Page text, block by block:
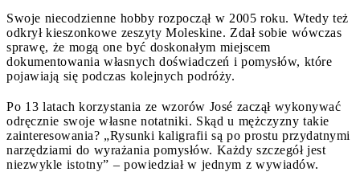
Swoje niecodzienne hobby rozpoczął w 2005 roku. Wtedy też
odkrył kieszonkowe zeszyty Moleskine. Zdał sobie wówczas
sprawę, że mogą one być doskonałym miejscem
dokumentowania własnych doświadczeń i pomysłów, które
pojawiają się podczas kolejnych podróży.
Po 13 latach korzystania ze wzorów José zaczął wykonywać
odręcznie swoje własne notatniki. Skąd u mężczyzny takie
zainteresowania? „Rysunki kaligrafii są po prostu przydatnymi
narzędziami do wyrażania pomysłów. Każdy szczegół jest
niezwykle istotny” – powiedział w jednym z wywiadów.